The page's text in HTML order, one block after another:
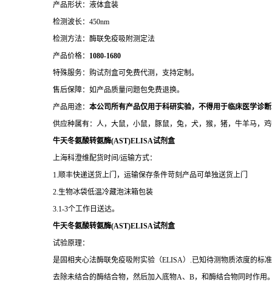
产品形状：液体盒装
检测波长：450nm
检测方法：酶联免疫吸附测定法
产品价格： 1080-1680
特殊服务：购试剂盒可免费代测，支持定制。
售后保障：如产品质量问题包免费退换。
产品用途： 本公司所有产品仅用于科研实验，不得用于临床医学诊断
供应种属有：人，大鼠，小鼠，豚鼠，兔，犬，猴，猪，牛羊马，
牛天冬氨酸转氨酶(AST)ELISA试剂盒
上海科澄维配货时间/运输方式：
1.顺丰快递送货上门，运输保存条件苛刻产品可单独送货上门
2.生物冰袋低温冷藏泡沫箱包装
3.1-3个工作日送达。
牛天冬氨酸转氨酶(AST)ELISA试剂盒
试验原理：
是固相夹心法酶联免疫吸附实验（ELISA）.已知待测物质浓度的标
去除未结合的酶结合物，然后加入底物A、B，和酶结合物同时作